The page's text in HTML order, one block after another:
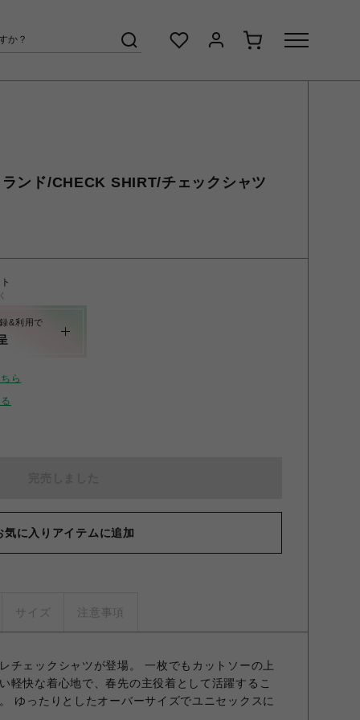
ンド/CHECK SHIRT/チェックシャツ
&利用で
ら
気に入りアイテムに追加
サイズ 注意事項
チェックシャツが登場。 一枚でもカットソーの上
軽快な着心地で、春先の主役着として活躍するこ
ゆったりとしたオーバーサイズでユニセックスに